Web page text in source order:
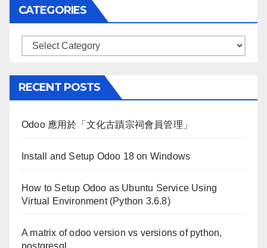
CATEGORIES
Categories
RECENT POSTS
Odoo 應用於「文化古蹟宗祠會員管理」
Install and Setup Odoo 18 on Windows
How to Setup Odoo as Ubuntu Service Using
Virtual Environment (Python 3.6.8)
A matrix of odoo version vs versions of python,